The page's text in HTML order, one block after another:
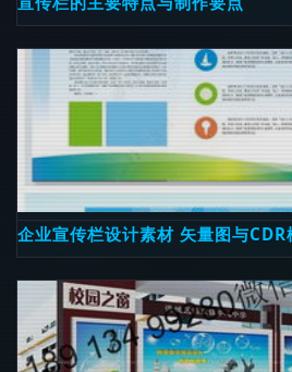
企业宣传栏设计素材 矢量图与